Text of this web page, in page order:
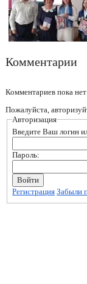
Комментарии
Комментариев пока нет
Пожалуйста,
Авторизация
Введите Ваш логин
Пароль:
Регистрация Забыли